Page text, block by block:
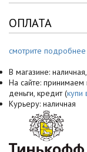
ОПЛАТА
смотрите подробнее
В магазине:
На сайте: принимаем
деньги, кредит (купи
Курьеру: наличная